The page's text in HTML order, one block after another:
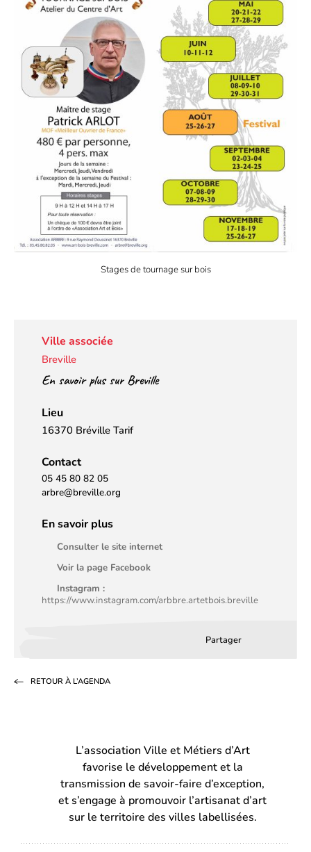
Stages de tournage sur bois
Ville associée
Breville
En savoir plus sur Breville
Lieu
16370 Bréville Tarif
Contact
05 45 80 82 05
arbre@breville.org
En savoir plus
Consulter le site internet
Voir la page Facebook
Instagram :
https://www.instagram.com/arbbre.artetbois.breville
Partager
un
onglet)onglet)
RETOUR À L’AGENDA
L’association Ville et Métiers d’Art
favorise le développement et la
transmission de savoir-faire d’exception,
et s’engage à promouvoir l’artisanat d’art
sur le territoire des villes labellisées.